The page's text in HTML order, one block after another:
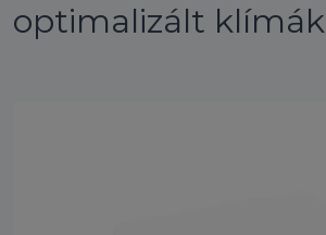
optimalizált klímák